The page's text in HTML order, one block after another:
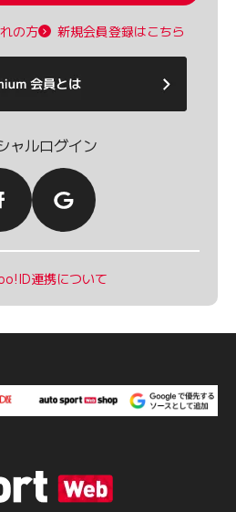
の方 新規会員登録はこちら
ャルログイン
連携について